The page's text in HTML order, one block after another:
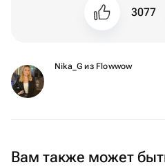
3077
Nika_G из Flowwow
Вам также может